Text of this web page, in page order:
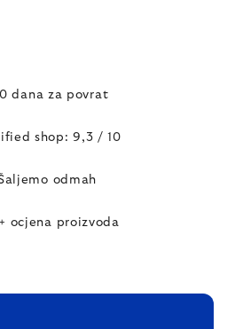
dana za povrat
shop: 9,3 / 10
odmah
ocjena proizvoda